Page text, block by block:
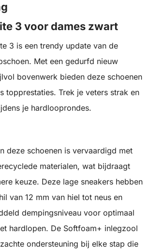
3 voor dames zwart
3 is een trendy update van de
Met een gedurfd nieuw
bovenwerk bieden deze schoenen
topprestaties. Trek je veters strak en
je hardlooprondes.
deze schoenen is vervaardigd met
materialen, wat bijdraagt
keuze. Deze lage sneakers hebben
van 12 mm van hiel tot neus en
dempingsniveau voor optimaal
hardlopen. De Softfoam+ inlegzool
ondersteuning bij elke stap die